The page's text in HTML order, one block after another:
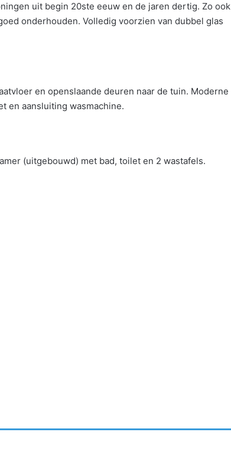
uit begin 20ste eeuw en de jaren dertig. Zo ook
onderhouden. Volledig voorzien van dubbel glas
en openslaande deuren naar de tuin. Moderne
en aansluiting wasmachine.
(uitgebouwd) met bad, toilet en 2 wastafels.